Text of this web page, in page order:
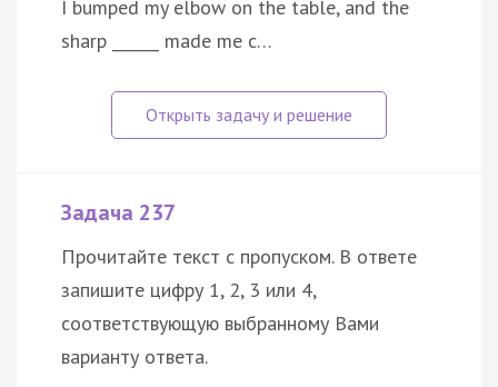
I bumped my elbow on the table, and the
sharp ______ made me c…
Задача 237
Прочитайте текст с пропуском. В ответе
запишите цифру 1, 2, 3 или 4,
соответствующую выбранному Вами
варианту ответа.